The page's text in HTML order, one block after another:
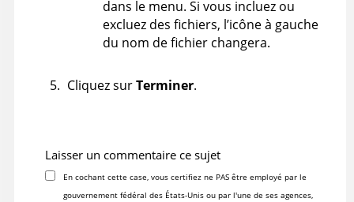
dans le menu. Si vous incluez ou
excluez des fichiers, l’icône à gauche
du nom de fichier changera.
Cliquez surTerminer.
Laisser un commentaire ce sujet
En cochant cette case, vous certifiez ne PAS être employé par le
gouvernement fédéral des États-Unis ou par l'une de ses agences,